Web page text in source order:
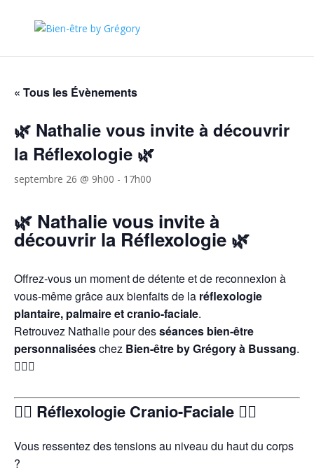
« Tous les Évènements
🌿 Nathalie vous invite à découvrir
la Réflexologie 🌿
septembre 26 @ 9h00 - 17h00
🌿 Nathalie vous invite à
découvrir la Réflexologie 🌿
Offrez-vous un moment de détente et de reconnexion à
vous-même grâce aux bienfaits de la réflexologie
plantaire, palmaire et cranio-faciale.
Retrouvez Nathalie pour desséances bien-être
personnaliséeschez Bien-être by Grégory à Bussang.
🧘‍♀️✨
🧖‍♀️ Réflexologie Cranio-Faciale 🧖‍♀️
Vous ressentez des tensions au niveau du haut du corps
?